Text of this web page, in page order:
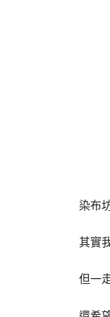
染布
其實
但一